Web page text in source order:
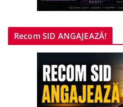
Recom SID ANGAJEAZĂ!